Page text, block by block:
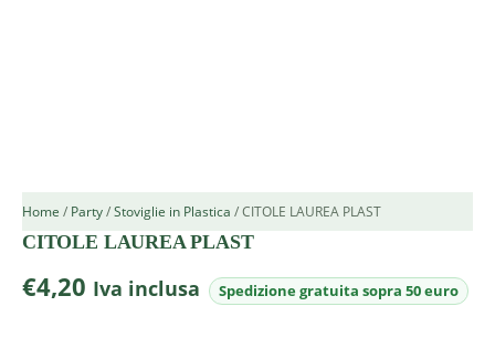
Home / Party/Stoviglie in Plastica / CITOLE LAUREA PLAST
CITOLE LAUREA PLAST
€4,20 Iva inclusa